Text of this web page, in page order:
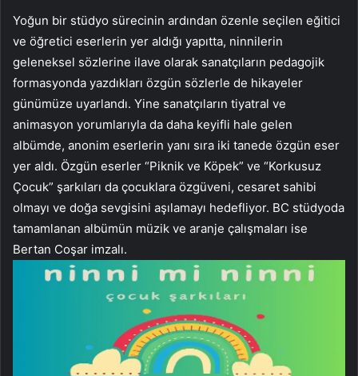
Yoğun bir stüdyo sürecinin ardından özenle seçilen eğitici
ve öğretici eserlerin yer aldığı yapıtta, ninnilerin
geleneksel sözlerine ilave olarak sanatçıların pedagojik
formasyonda yazdıkları özgün sözlerle de hikayeler
günümüze uyarlandı. Yine sanatçıların tiyatral ve
animasyon yorumlarıyla da daha keyifli hale gelen
albümde, anonim eserlerin yanı sıra iki tanede özgün eser
yer aldı. Özgün eserler “Piknik ve Köpek” ve “Korkusuz
Çocuk” şarkıları da çocuklara özgüveni, cesaret sahibi
olmayı ve doğa sevgisini aşılamayı hedefliyor. BC stüdyoda
tamamlanan albümün müzik ve aranje çalışmaları ise
Bertan Coşar imzalı.